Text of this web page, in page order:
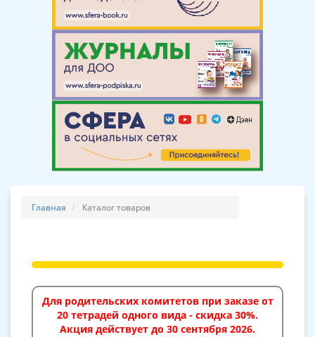
Главная Каталог товаров
Для родительских комитетов при заказе от
20 тетрадей одного вида - скидка 30%.
Акция действует до 30 сентября 2026.